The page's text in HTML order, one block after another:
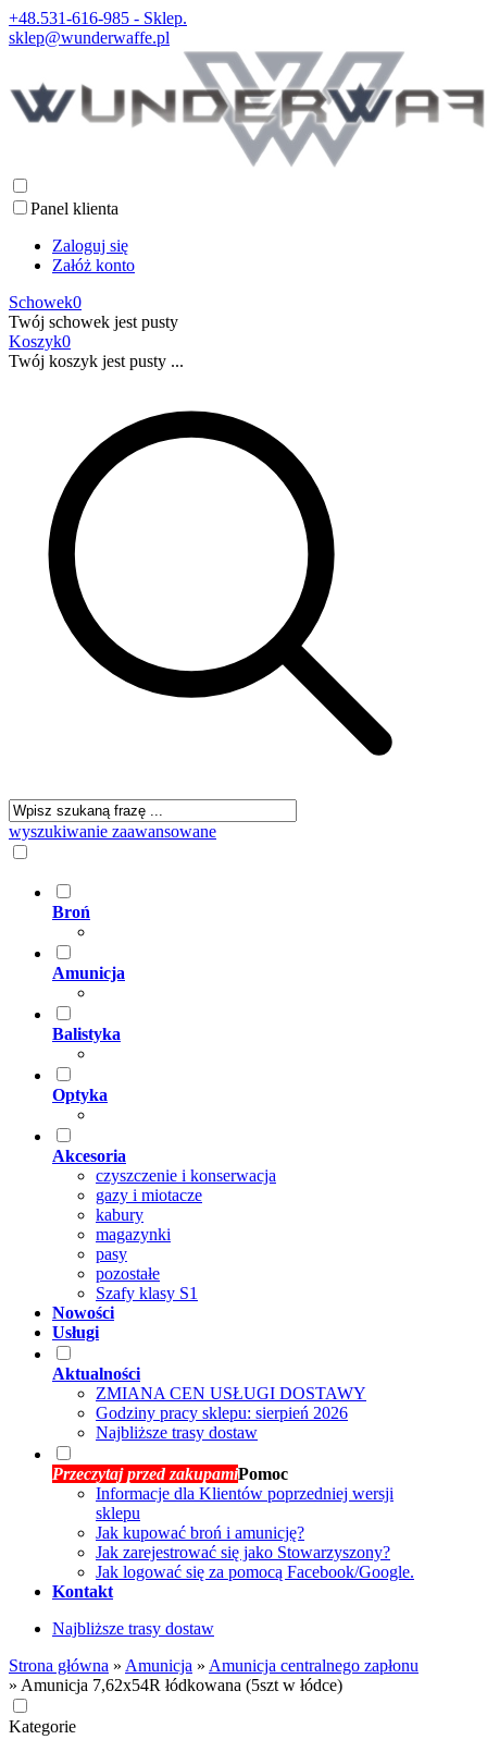
+48.531-616-985 - Sklep.
sklep@wunderwaffe.pl
Panel klienta
Zaloguj się
Załóż konto
Schowek0
Twój schowek jest pusty
Koszyk0
Twój koszyk jest pusty ...
wyszukiwanie zaawansowane
Broń
Amunicja
Balistyka
Optyka
Akcesoria
czyszczenie i konserwacja
gazy i miotacze
kabury
magazynki
pasy
pozostałe
Szafy klasy S1
Nowości
Usługi
Aktualności
ZMIANA CEN USŁUGI DOSTAWY
Godziny pracy sklepu: sierpień 2026
Najbliższe trasy dostaw
Przeczytaj przed zakupamiPomoc
Informacje dla Klientów poprzedniej wersji
sklepu
Jak kupować broń i amunicję?
Jak zarejestrować się jako Stowarzyszony?
Jak logować się za pomocą Facebook/Google.
Kontakt
Najbliższe trasy dostaw
Strona główna » Amunicja » Amunicja centralnego zapłonu
» Amunicja 7,62x54R łódkowana (5szt w łódce)
Kategorie